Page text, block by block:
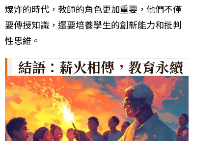
爆炸的時代，教師的角色更加重要，他們不僅
要傳授知識，還要培養學生的創新能力和批判
性思維。
結語：薪火相傳，教育永續